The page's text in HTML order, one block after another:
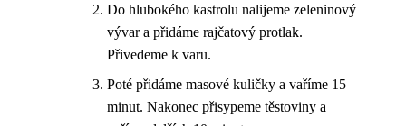
Do hlubokého kastrolu nalijeme zeleninový
vývar a přidáme rajčatový protlak.
Přivedeme k varu.
Poté přidáme masové kuličky a vaříme 15
minut. Nakonec přisypeme těstoviny a